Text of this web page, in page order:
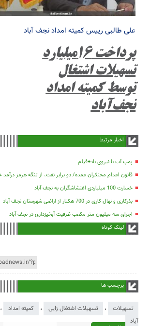
علی طالبی رییس کمیته امداد نجف آباد
پرداخت ۱۶میلیارد
تسهیلات اشتغال
توسط کمیته امداد
نجف‌آباد
اخبار مرتبط
پمپ آب با نیروی باد+فیلم
قانون اعدام محتکران عمده/ دو برابر نفت، از تنگه هرمز
خسارت 100 میلیاردی اغتشاشگران به نجف آباد
بذرکاری و نهال کاری در 700 هکتار از اراضی شهرستان نجف آباد
اجرای سه میلیون متر مکعب ظرفیت آبخیزداری در نجف آباد
لینک کوتاه
برچسب ها
تسهیلات ، تسهیلات اشتغال زایی ، کمیته امداد ،
آباد